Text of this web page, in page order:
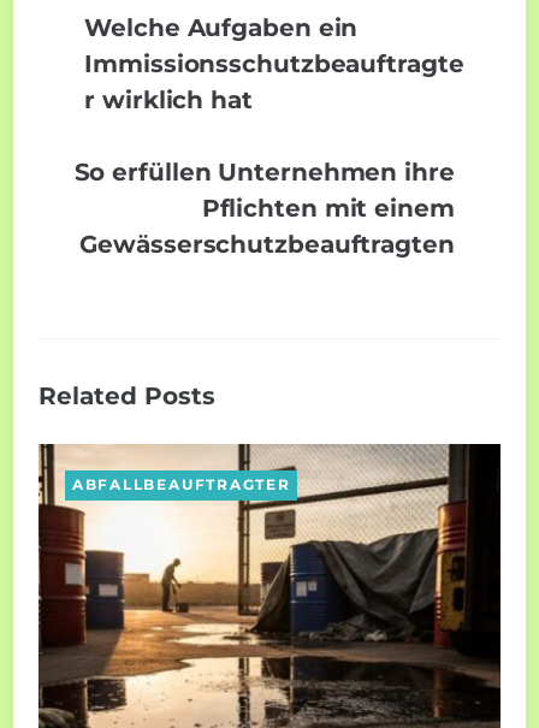
Welche Aufgaben ein
Immissionsschutzbeauftragte
r wirklich hat
So erfüllen Unternehmen ihre
Pflichten mit einem
Gewässerschutzbeauftragten
Related Posts
ABFALLBEAUFTRAGTER